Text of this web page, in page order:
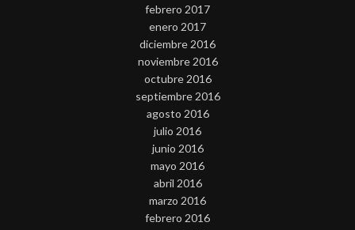
febrero 2017
enero 2017
diciembre 2016
noviembre 2016
octubre 2016
septiembre 2016
agosto 2016
julio 2016
junio 2016
mayo 2016
abril 2016
marzo 2016
febrero 2016